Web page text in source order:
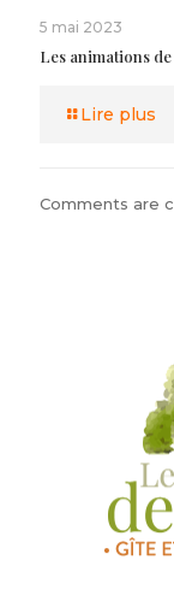
5 mai 2023
Les animations de
Lire plus
Comments are